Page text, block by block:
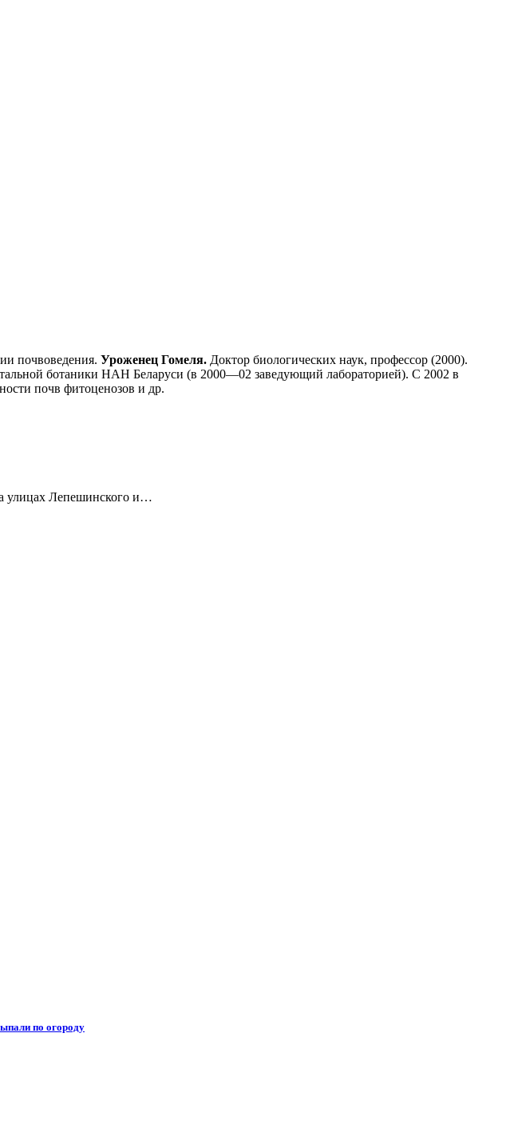
почвоведения. Уроженец Гомеля. Доктор биологических наук, профессор (2000).
ботаники НАН Беларуси (в 2000—02 заведующий лабораторией). С 2002 в
почв фитоценозов и др.
улицах Лепешинского и…
по огороду